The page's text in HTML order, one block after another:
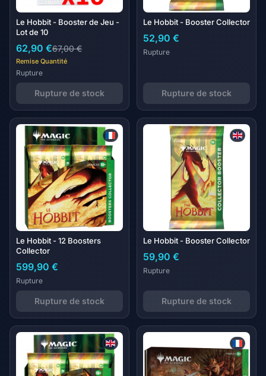
Le Hobbit - Booster de Jeu -
Lot de 10
62,90 €67,00 €
Remise Quantité
Rupture
Rupture de stock
Le Hobbit - Booster Collector
52,90 €
Rupture
Rupture de stock
Le Hobbit - 12 Boosters
Collector
599,90 €
Rupture
Rupture de stock
Le Hobbit - Booster Collector
59,90 €
Rupture
Rupture de stock